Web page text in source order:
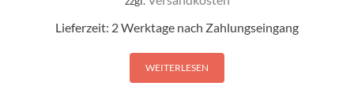
Lieferzeit: 2 Werktage nach Zahlungseingang
WEITERLESEN